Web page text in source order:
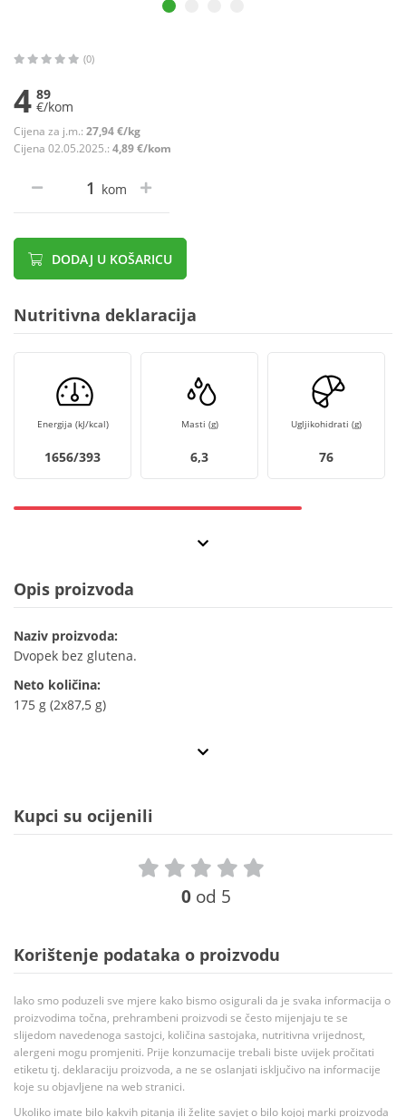
(0)
4 89
€/kom
Cijena za j.m.: 27,94 €/kg
Cijena 02.05.2025.: 4,89 €/kom
kom
DODAJ U KOŠARICU
Nutritivna deklaracija
Energija (kJ/kcal)
1656/393
Masti (g)
6,3
Ugljikohidrati (g)
76
Opis proizvoda
Naziv proizvoda:
Dvopek bez glutena.
Neto količina:
175 g (2x87,5 g)
Kupci su ocijenili
0 od 5
Korištenje podataka o proizvodu
Iako smo poduzeli sve mjere kako bismo osigurali da je svaka informacija o
proizvodima točna, prehrambeni proizvodi se često mijenjaju te se
slijedom navedenoga sastojci, količina sastojaka, nutritivna vrijednost,
alergeni mogu promjeniti. Prije konzumacije trebali biste uvijek pročitati
etiketu tj. deklaraciju proizvoda, a ne se oslanjati isključivo na informacije
koje su objavljene na web stranici.
Ukoliko imate bilo kakvih pitanja ili želite savjet o bilo kojoj marki proizvoda